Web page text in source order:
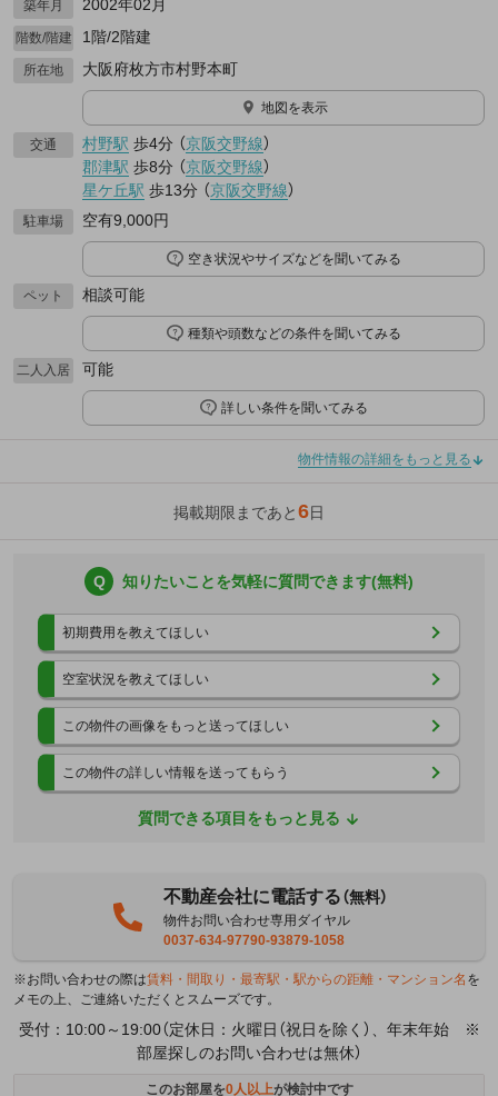
築年月 2002年02月
階数/階建 1階/2階建
所在地 大阪府枚方市村野本町
地図を表示
交通 村野駅 歩4分 （京阪交野線）
郡津駅 歩8分 （京阪交野線）
星ケ丘駅 歩13分 （京阪交野線）
駐車場 空有9,000円
空き状況やサイズなどを聞いてみる
ペット 相談可能
種類や頭数などの条件を聞いてみる
二人入居 可能
詳しい条件を聞いてみる
物件情報の詳細をもっと見る
掲載期限まであと6日
Q 知りたいことを気軽に質問できます(無料)
初期費用を教えてほしい
空室状況を教えてほしい
この物件の画像をもっと送ってほしい
この物件の詳しい情報を送ってもらう
質問できる項目をもっと見る
不動産会社に電話する（無料）
物件お問い合わせ専用ダイヤル
0037-634-97790-93879-1058
※お問い合わせの際は賃料・間取り・最寄駅・駅からの距離・マンション名 を
メモの上、ご連絡いただくとスムーズです。
受付：10:00～19:00（定休日：火曜日（祝日を除く）、年末年始 ※
部屋探しのお問い合わせは無休）
このお部屋を0人以上が検討中です